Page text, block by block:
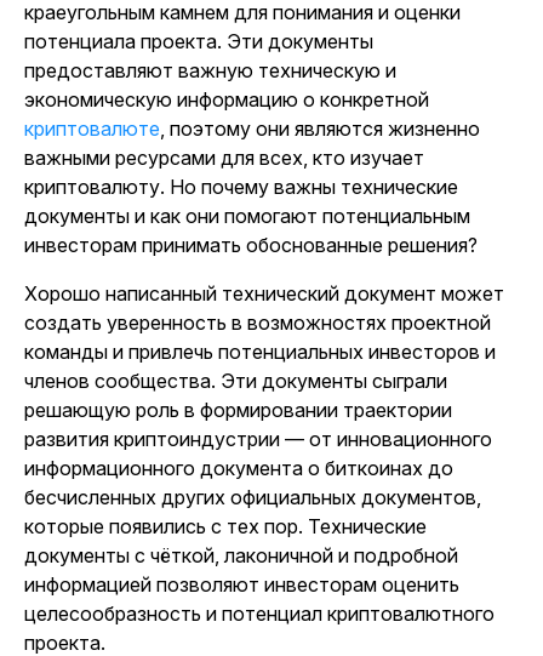
краеугольным камнем для понимания и оценки
потенциала проекта. Эти документы
предоставляют важную техническую и
экономическую информацию о конкретной
криптовалюте, поэтому они являются жизненно
важными ресурсами для всех, кто изучает
криптовалюту. Но почему важны технические
документы и как они помогают потенциальным
инвесторам принимать обоснованные решения?
Хорошо написанный технический документ может
создать уверенность в возможностях проектной
команды и привлечь потенциальных инвесторов и
членов сообщества. Эти документы сыграли
решающую роль в формировании траектории
развития криптоиндустрии — от инновационного
информационного документа о биткоинах до
бесчисленных других официальных документов,
которые появились с тех пор. Технические
документы с чёткой, лаконичной и подробной
информацией позволяют инвесторам оценить
целесообразность и потенциал криптовалютного
проекта.